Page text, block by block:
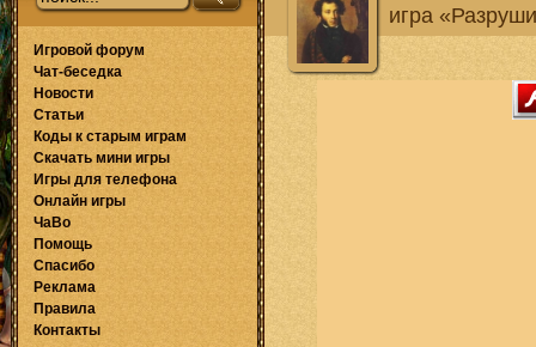
игра
Игровой форум
Чат-беседка
Новости
Статьи
Коды к старым играм
Скачать мини игры
Игры для телефона
Онлайн игры
ЧаВо
Помощь
Спасибо
Реклама
Правила
Контакты